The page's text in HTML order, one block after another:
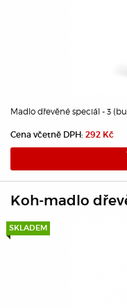
Madlo dřevěné speciál - 3
Cena včetně DPH: 292 Kč
Koh-madlo
SKLADEM